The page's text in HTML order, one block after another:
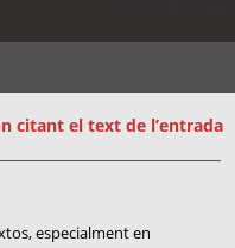
citant el text de l’entrada
especialment en